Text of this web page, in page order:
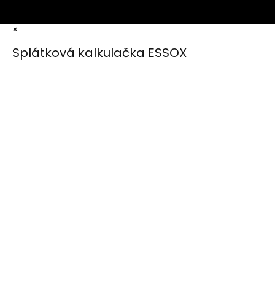
×
Splátková kalkulačka ESSOX